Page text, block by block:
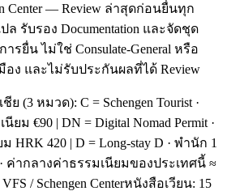
Center — Review ล่าสุดก่อนยื่นทุก
ล รับรอง Documentation และจัดชุด
ารยื่น ไม่ใช่ Consulate-General หรือ
อง และไม่รับประกันผลที่ได้ Review
(3 หมวด): C = Schengen Tourist ·
ยม €90 | DN = Digital Nomad Permit ·
HRK 420 | D = Long-stay D · พำนัก 1
ค่ากลางค่าธรรมเนียมของประเทศนี้ ≈
/ Schengen Centerหนังสือเวียน: 15